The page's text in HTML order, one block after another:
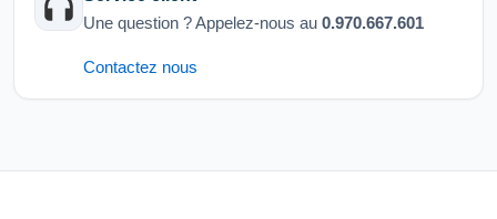
Une question ? Appelez-nous au 0.970.667.601
Contactez nous